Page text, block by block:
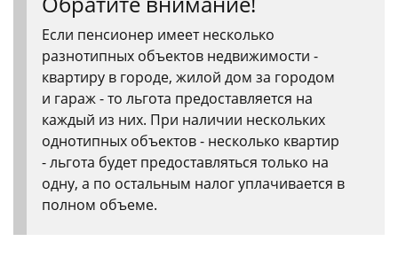
Если пенсионер имеет несколько
разнотипных объектов недвижимости -
квартиру в городе, жилой дом за городом
и гараж - то льгота предоставляется на
каждый из них. При наличии нескольких
однотипных объектов - несколько квартир
- льгота будет предоставляться только на
одну, а по остальным налог уплачивается в
полном объеме.